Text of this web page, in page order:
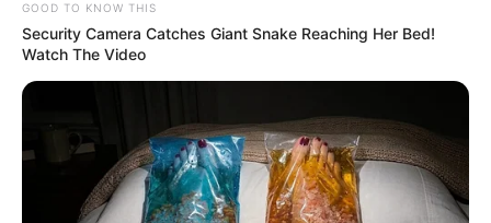
luego de la desaparición de una niña de tres años en
después, el caso terminó rodeado de rumores, videos
virales y comentarios sobre un supuesto “duende” visto
en la zona boscosa.
GOOD TO KNOW THIS
Security Camera Catches Giant Snake Reaching Her Bed!
Watch The Video